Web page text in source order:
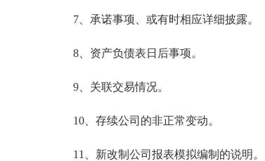
7、承诺事项、或有时相应详细披露。
8、资产负债表日后事项。
9、关联交易情况。
10、存续公司的非正常变动。
11、新改制公司报表模拟编制的说明。